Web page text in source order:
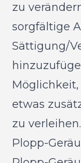
zu
sorgfältige
Sättigung/
etwas
zu verleihen.
Plopp-